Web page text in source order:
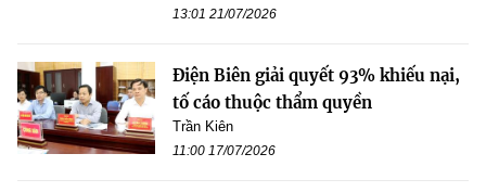
13:01 21/07/2026
Điện Biên giải quyết 93% khiếu nại,
tố cáo thuộc thẩm quyền
Trần Kiên
11:00 17/07/2026